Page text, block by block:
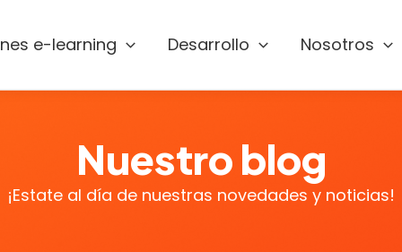
e-learning Desarrollo Nosotros
Nuestro blog
¡Estate al día de nuestras novedades y noticias!